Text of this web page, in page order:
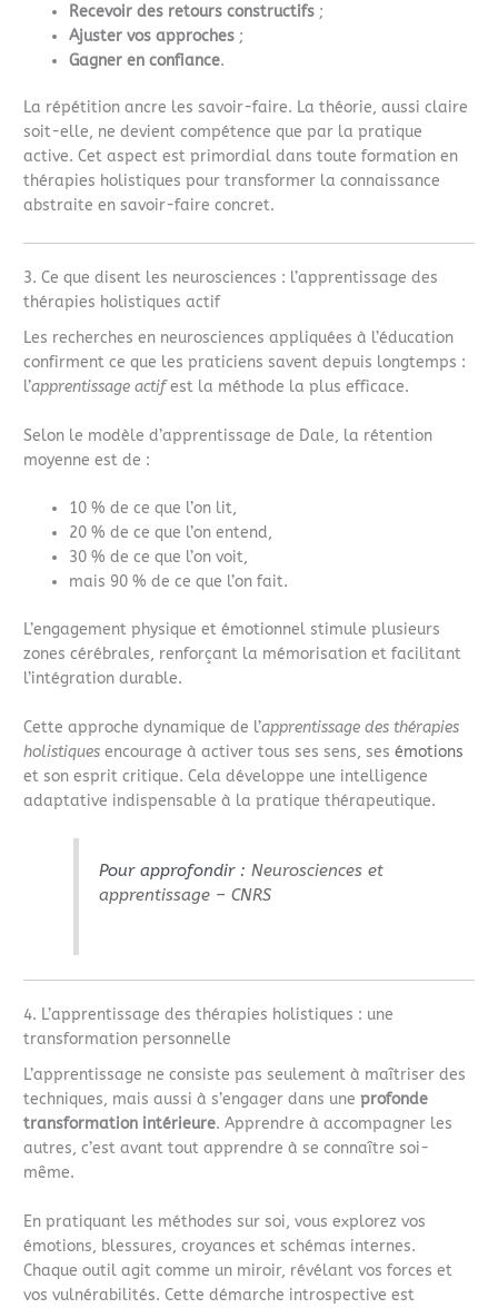
Recevoir des retours constructifs ;
Ajuster vos approches ;
Gagner en confiance.
La répétition ancre les savoir-faire. La théorie, aussi claire
soit-elle, ne devient compétence que par la pratique
active. Cet aspect est primordial dans toute formation en
thérapies holistiques pour transformer la connaissance
abstraite en savoir-faire concret.
3. Ce que disent les neurosciences : l’apprentissage des
thérapies holistiques actif
Les recherches en neurosciences appliquées à l’éducation
confirment ce que les praticiens savent depuis longtemps :
l’apprentissage actifest la méthode la plus efficace.
Selon le modèle d’apprentissage de Dale, la rétention
moyenne est de :
10 % de ce que l’on lit,
20 % de ce que l’on entend,
30 % de ce que l’on voit,
mais 90 % de ce que l’on fait.
L’engagement physique et émotionnel stimule plusieurs
zones cérébrales, renforçant la mémorisation et facilitant
l’intégration durable.
Cette approche dynamique de l’apprentissage des thérapies
holistiques encourage à activer tous ses sens, sesémotions
et son esprit critique. Cela développe une intelligence
adaptative indispensable à la pratique thérapeutique.
Pour approfondir :Neurosciences et
apprentissage – CNRS
4. L’apprentissage des thérapies holistiques : une
transformation personnelle
L’apprentissage ne consiste pas seulement à maîtriser des
techniques, mais aussi à s’engager dans uneprofonde
transformation intérieure. Apprendre à accompagner les
autres, c’est avant tout apprendre à se connaître soi-
même.
En pratiquant les méthodes sur soi, vous explorez vos
émotions, blessures, croyances et schémas internes.
Chaque outil agit comme un miroir, révélant vos forces et
vos vulnérabilités. Cette démarche introspective est